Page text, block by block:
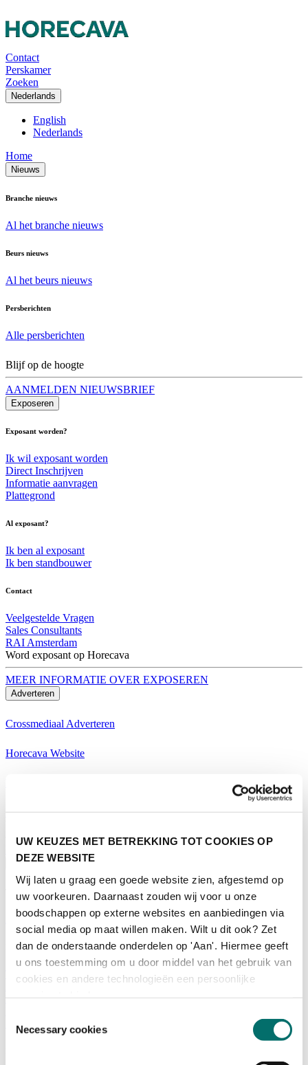
UW KEUZES MET BETREKKING TOT COOKIES OP
DEZE WEBSITE
Wij laten u graag een goede website zien, afgestemd op
uw voorkeuren. Daarnaast zouden wij voor u onze
boodschappen op externe websites en aanbiedingen via
social media op maat willen maken. Wilt u dit ook? Zet
dan de onderstaande onderdelen op 'Aan'. Hiermee geeft
u ons toestemming om u door middel van het gebruik van
cookies en andere technologieën een persoonlijke
Necessary cookies
Contact
Perskamer
Zoeken
Nederlands
English
Nederlands
Home
Nieuws
Branche nieuws
Al het branche nieuws
Beurs nieuws
Al het beurs nieuws
Persberichten
Alle persberichten
Blijf op de hoogte
AANMELDEN NIEUWSBRIEF
Exposeren
Exposant worden?
Ik wil exposant worden
Direct Inschrijven
Informatie aanvragen
Plattegrond
Al exposant?
Ik ben al exposant
Ik ben standbouwer
Contact
Veelgestelde Vragen
Sales Consultants
RAI Amsterdam
Word exposant op Horecava
MEER INFORMATIE OVER EXPOSEREN
Adverteren
Crossmediaal Adverteren
Horecava Website
Horecava Social Media
Bezoeken
Thema's Horecava
Alle Thema's
Programma
Terugblik
Activiteiten
Exposantenlijst
Programma